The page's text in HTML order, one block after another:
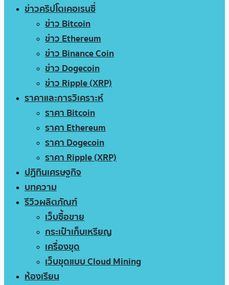
ข่าวคริปโตเคอเรนซี่
ข่าว Bitcoin
ข่าว Ethereum
ข่าว Binance Coin
ข่าว Dogecoin
ข่าว Ripple (XRP)
ราคาและการวิเคราะห์
ราคา Bitcoin
ราคา Ethereum
ราคา Dogecoin
ราคา Ripple (XRP)
ปฏิทินเศรษฐกิจ
บทความ
รีวิวผลิตภัณฑ์
เว็บซื้อขาย
กระเป๋าเก็บเหรียญ
เครื่องขุด
เว็บขุดแบบ Cloud Mining
ห้องเรียน